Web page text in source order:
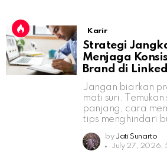
Karir
Strategi
Menjaga
Brand di
Jangan biarkan
mati suri.
panjang, cara
tips menghindari
by Jati Sunarto
July 27, 2026,